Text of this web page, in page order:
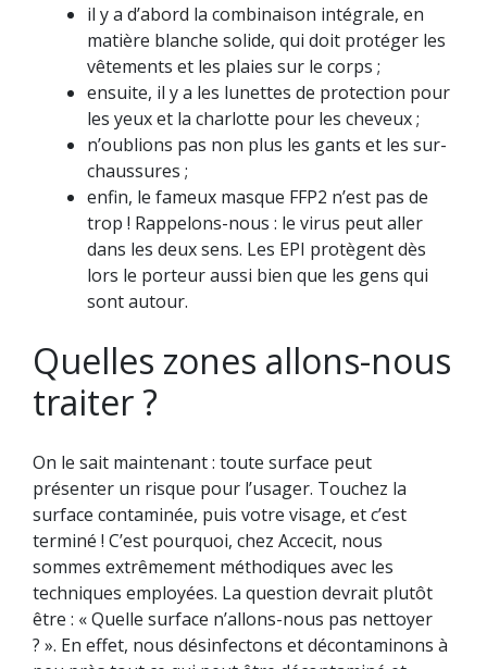
il y a d’abord la combinaison intégrale, en
matière blanche solide, qui doit protéger les
vêtements et les plaies sur le corps ;
ensuite, il y a les lunettes de protection pour
les yeux et la charlotte pour les cheveux ;
n’oublions pas non plus les gants et les sur-
chaussures ;
enfin, le fameux masque FFP2 n’est pas de
trop ! Rappelons-nous : le virus peut aller
dans les deux sens. Les EPI protègent dès
lors le porteur aussi bien que les gens qui
sont autour.
Quelles zones allons-nous
traiter ?
On le sait maintenant : toute surface peut
présenter un risque pour l’usager. Touchez la
surface contaminée, puis votre visage, et c’est
terminé ! C’est pourquoi, chez Accecit, nous
sommes extrêmement méthodiques avec les
techniques employées. La question devrait plutôt
être : « Quelle surface n’allons-nous pas nettoyer
? ». En effet, nous désinfectons et décontaminons à